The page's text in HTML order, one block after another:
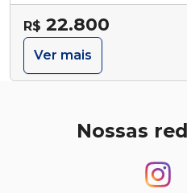
R$ 22.800
Ver mais
Nossas